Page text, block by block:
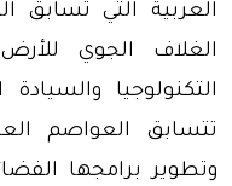
العربية التي تسابق
الغلاف الجوي
التكنولوجيا
تتسابق العواصم
وتطوير برامجها